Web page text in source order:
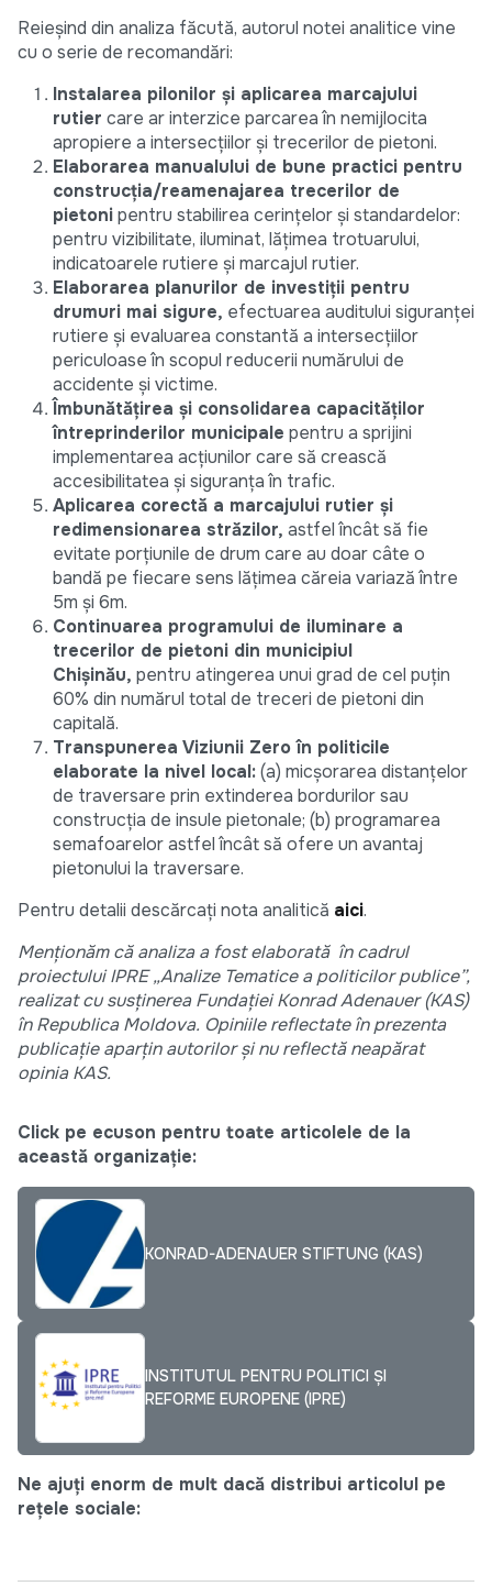
Reieșind din analiza făcută, autorul notei analitice vine
cu o serie de recomandări:
Instalarea pilonilor și aplicarea marcajului
rutier care ar interzice parcarea în nemijlocita
apropiere a intersecțiilor și trecerilor de pietoni.
Elaborarea manualului de bune practici pentru
construcția/reamenajarea trecerilor de
pietonipentru stabilirea cerințelor și standardelor:
pentru vizibilitate, iluminat, lățimea trotuarului,
indicatoarele rutiere și marcajul rutier.
Elaborarea planurilor de investiții pentru
drumuri mai sigure, efectuarea auditului siguranței
rutiere și evaluarea constantă a intersecțiilor
periculoase în scopul reducerii numărului de
accidente și victime.
Îmbunătățirea și consolidarea capacităților
întreprinderilor municipale pentru a sprijini
implementarea acțiunilor care să crească
accesibilitatea și siguranța în trafic.
Aplicarea corectă a marcajului rutier și
redimensionarea străzilor, astfel încât să fie
evitate porțiunile de drum care au doar câte o
bandă pe fiecare sens lățimea căreia variază între
5m și 6m.
Continuarea programului de iluminare a
trecerilor de pietoni din municipiul
Chișinău, pentru atingerea unui grad de cel puțin
60% din numărul total de treceri de pietoni din
capitală.
Transpunerea Viziunii Zero în politicile
elaborate la nivel local:(a) micșorarea distanțelor
de traversare prin extinderea bordurilor sau
construcția de insule pietonale; (b) programarea
semafoarelor astfel încât să ofere un avantaj
pietonului la traversare.
Pentru detalii descărcați nota analitică aici.
Menționăm că analiza a fost elaborată în cadrul
proiectului IPRE „Analize Tematice a politicilor publice”,
realizat cu susținerea Fundației Konrad Adenauer (KAS)
în Republica Moldova. Opiniile reflectate în prezenta
publicație aparțin autorilor și nu reflectă neapărat
opinia KAS.
Click pe ecuson pentru toate articolele de la
această organizație:
KONRAD-ADENAUER STIFTUNG (KAS)
INSTITUTUL PENTRU POLITICI ȘI
REFORME EUROPENE (IPRE)
Ne ajuți enorm de mult dacă distribui articolul pe
rețele sociale: